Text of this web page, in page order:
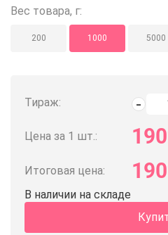
Вес товара, г:
200 1000 5000
Тираж:
Цена за 1 шт.:
Итоговая цена:
В наличии на складе